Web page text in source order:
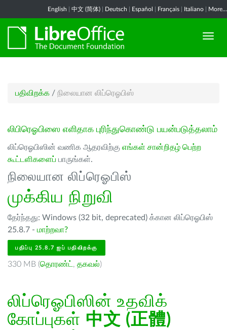
English 中文 (简体) Deutsch Español Français Italiano More...
பதிவிறக்க / நிலையான லிப்ரெஓபிஸ்
லிபிரெஓபிஸை எளிதாக புரிந்துகொண்டு பயன்படுத்தலாம்
லிப்ரெஓபிஸின் வணிக ஆதரவிற்கு எங்கள் சான்றிதழ் பெற்ற
கூட்டளிகளைப் பாருங்கள்.
நிலையான லிப்ரெஓபிஸ்
முக்கிய நிறுவி
தேர்ந்தது: Windows (32 bit, deprecated) க்கான லிப்ரெஓபிஸ்
25.8.7 - மாற்றவா?
பதிப்பு 25.8.7 ஐப் பதிவிறக்கு
330 MB (தொரண்ட் , தகவல்)
லிப்ரெஓபிஸின் உதவிக்
கோப்புகள் 中文 (正體)